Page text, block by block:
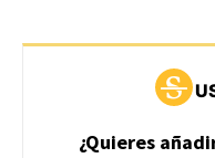
¿Quieres